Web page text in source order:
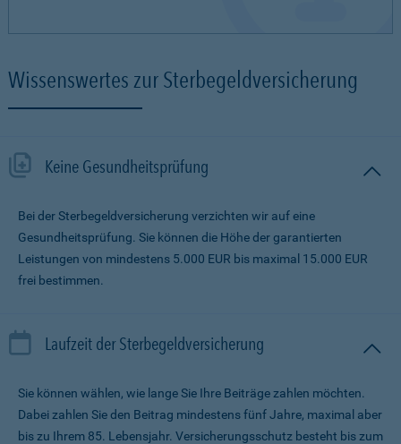
Wissenswertes zur Sterbegeldversicherung
Keine Gesundheitsprüfung
Bei der Sterbegeldversicherung verzichten wir auf eine
Gesundheitsprüfung. Sie können die Höhe der garantierten
Leistungen von mindestens 5.000 EUR bis maximal 15.000 EUR
frei bestimmen.
Laufzeit der Sterbegeldversicherung
Sie können wählen, wie lange Sie Ihre Beiträge zahlen möchten.
Dabei zahlen Sie den Beitrag mindestens fünf Jahre, maximal aber
bis zu Ihrem 85. Lebensjahr. Versicherungsschutz besteht bis zum